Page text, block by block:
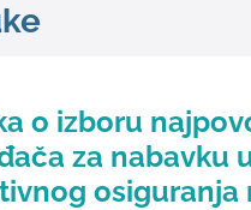
o izboru
za nabavku
osiguranja